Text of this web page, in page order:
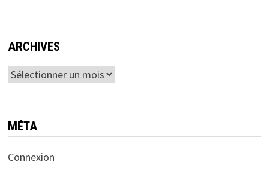
ARCHIVES
MÉTA
Connexion